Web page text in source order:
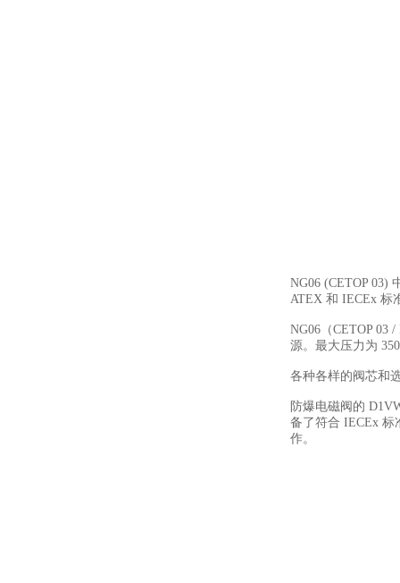
NG06 (CETOP 03)
ATEX 和 IECEx 标
NG06（CETOP 03
源。最大压力为
各种各样的阀芯和
防爆电磁阀的
备了符合 IECEx 标
作。